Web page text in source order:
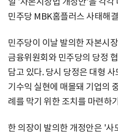
민주당 MBK홈플러스 사태해
민주당이 이날 발의한 자본시
금융위원회와 민주당의 당정
담고 있다. 당시 당정은 대형
기수익 실현에 매몰돼 기업의
례를 막기 위한 조치를 마련하
한 의장이 발의한 개정안은 '